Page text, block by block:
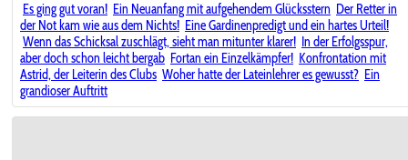
Es ging gut voran! Ein Neuanfang mit aufgehendem Glücksstern Der Retter in
der Not kam wie aus dem Nichts! Eine Gardinenpredigt und ein hartes Urteil!
Wenn das Schicksal zuschlägt, sieht man mitunter klarer! In der Erfolgsspur,
aber doch schon leicht bergab Fortan ein Einzelkämpfer! Konfrontation mit
Astrid, der Leiterin des Clubs Woher hatte der Lateinlehrer es gewusst? Ein
grandioser Auftritt